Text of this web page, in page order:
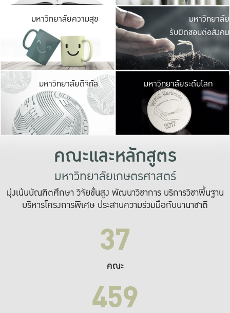
มหาวิทยาลัยความสุข มหาวิ
ค
เปิดประ
และพบเรื่องราวใ
มหาวิทยาลัย
รับผิดชอบต่อสังคม
มหาวิทยาลัยดิจิทัล มหาวิ
เปลี่ยนแปลง แล
เพื่อทำง
ระบบสารสนเทศ
มหาวิทยาลัยระดับโลก
คณะและหลักสูตร
มหาวิทยาลัยเกษตรศาสตร์
มุ่งเน้นบัณฑิตศึกษา วิจัยขั้นสูง พัฒนาวิชาการ บริการวิชาพื้นฐาน
บริหารโครงการพิเศษ ประสานความร่วมมือกับนานาชาติ
37
คณะ
459